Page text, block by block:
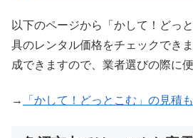
以下のページから「かして！どっ
具のレンタル価格をチェックでき
成できますので、業者選びの際に便
→ 「かして！どっとこむ」の見積